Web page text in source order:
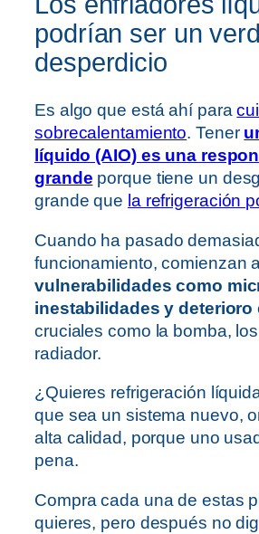
podrían ser un
desperdicio
Es algo que está ahí para
sobrecalentamiento. Tener
líquido (AIO) es una
grande porque tiene un
grande que la refrigeración
Cuando ha pasado
funcionamiento, comienzan
vulnerabilidades como
inestabilidades y deterioro
cruciales como la bomba,
radiador.
¿Quieres refrigeración
que sea un sistema nuevo,
alta calidad, porque uno
pena.
Compra cada una de estas
quieres, pero después no